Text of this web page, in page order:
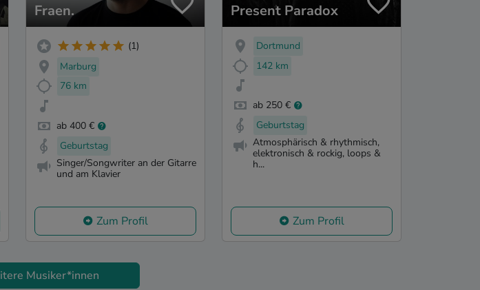
Fraen.
(1)
Marburg
76 km
ab 400 €
Geburtstag
Singer/Songwriter an der Gitarre
und am Klavier
Zum Profil
Present Paradox
Dortmund
142 km
ab 250 €
Geburtstag
Atmosphärisch & rhythmisch,
elektronisch & rockig, loops &
h...
Zum Profil
Musiker*innen